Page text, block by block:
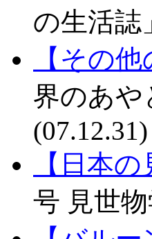
の生活誌
【その他
界のあや
(07.12.31)
【日本
号 見世